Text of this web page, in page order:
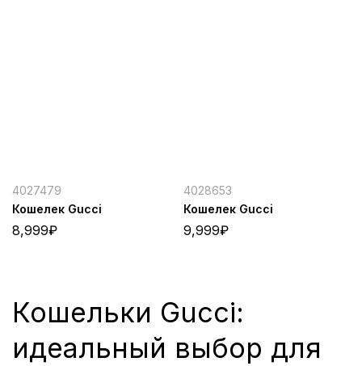
4027479
Кошелек Gucci
8,999₽
4028653
Кошелек Gucci
9,999₽
Кошельки Gucci:
идеальный выбор для